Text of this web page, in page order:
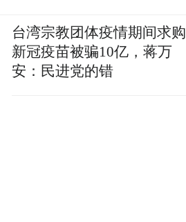
台湾宗教团体疫情期间求购
新冠疫苗被骗10亿，蒋万
安：民进党的错